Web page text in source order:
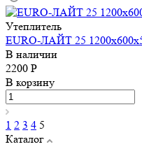
Утеплитель
EURO-ЛАЙТ 25
В наличии
2200 Р
В корзину
1 2 3 4 5
Каталог